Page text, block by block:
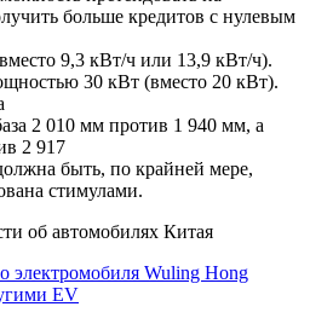
больше кредитов с нулевым
9,3 кВт/ч или 13,9 кВт/ч).
30 кВт (вместо 20 кВт).
2 010 мм против 1 940 мм, а
2 917
быть, по крайней мере,
стимулами.
электромобиля Wuling Hong
EV